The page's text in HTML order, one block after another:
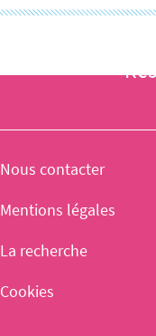
Nous contacter
Mentions légales
La recherche
Cookies